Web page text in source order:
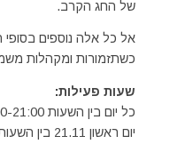
של החג הקרב.
אל כל אלה נוספים בסופי
כשתזמורות ומקהלות
שעות פעילות:
כל יום בין השעות 11:00-21:00
יום ראשון 21.11 בין השעות 18:00-21:00